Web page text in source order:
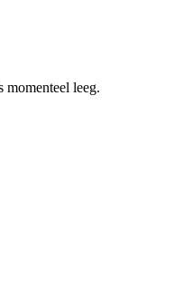
momenteel leeg.